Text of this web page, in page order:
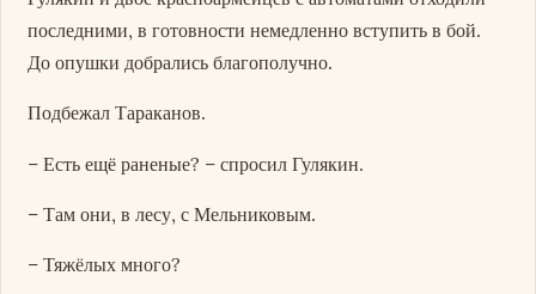
последними, в готовности немедленно вступить в бой.
До опушки добрались благополучно.
Подбежал Тараканов.
– Есть ещё раненые? – спросил Гулякин.
– Там они, в лесу, с Мельниковым.
– Тяжёлых много?